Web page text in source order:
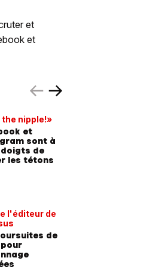
et
et
the nipple!»
et
sont à
de
les tétons
l'éditeur de
de